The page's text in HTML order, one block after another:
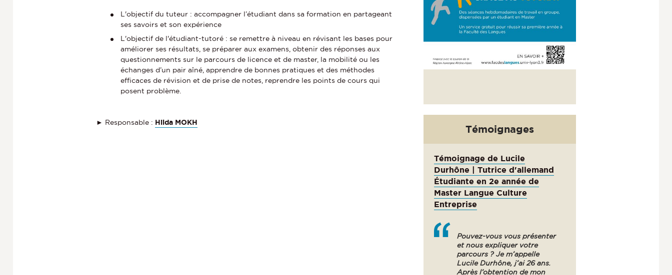
L'objectif du tuteur : accompagner l’étudiant dans sa formation en partageant
ses savoirs et son expérience
L'objectif de l'étudiant-tutoré : se remettre à niveau en révisant les bases pour
améliorer ses résultats, se préparer aux examens, obtenir des réponses aux
questionnements sur le parcours de licence et de master, la mobilité ou les
échanges d’un pair aîné, apprendre de bonnes pratiques et des méthodes
efficaces de révision et de prise de notes, reprendre les points de cours qui
posent problème.
► Responsable : Hilda MOKH
Témoignages
Témoignage de Lucile
Durhône | Tutrice d'allemand
Étudiante en 2e année de
Master Langue Culture
Entreprise
Pouvez-vous vous présenter
et nous expliquer votre
parcours ? Je m’appelle
Lucile Durhône, j’ai 26 ans.
Après l’obtention de mon